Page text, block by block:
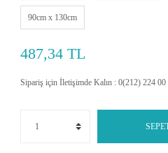
90cm x 130cm
487,34 TL
Sipariş için İletişimde Kalın : 0(212) 224 00